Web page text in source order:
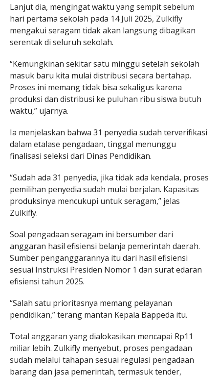
Lanjut dia, mengingat waktu yang sempit sebelum
hari pertama sekolah pada 14 Juli 2025, Zulkifly
mengakui seragam tidak akan langsung dibagikan
serentak di seluruh sekolah.
“Kemungkinan sekitar satu minggu setelah sekolah
masuk baru kita mulai distribusi secara bertahap.
Proses ini memang tidak bisa sekaligus karena
produksi dan distribusi ke puluhan ribu siswa butuh
waktu,” ujarnya.
Ia menjelaskan bahwa 31 penyedia sudah terverifikasi
dalam etalase pengadaan, tinggal menunggu
finalisasi seleksi dari Dinas Pendidikan.
“Sudah ada 31 penyedia, jika tidak ada kendala, proses
pemilihan penyedia sudah mulai berjalan. Kapasitas
produksinya mencukupi untuk seragam,” jelas
Zulkifly.
Soal pengadaan seragam ini bersumber dari
anggaran hasil efisiensi belanja pemerintah daerah.
Sumber penganggarannya itu dari hasil efisiensi
sesuai Instruksi Presiden Nomor 1 dan surat edaran
efisiensi tahun 2025.
“Salah satu prioritasnya memang pelayanan
pendidikan,” terang mantan Kepala Bappeda itu.
Total anggaran yang dialokasikan mencapai Rp11
miliar lebih. Zulkifly menyebut, proses pengadaan
sudah melalui tahapan sesuai regulasi pengadaan
barang dan jasa pemerintah, termasuk tender,